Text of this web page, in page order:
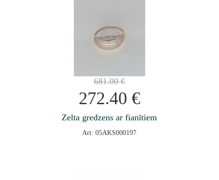
681.00€
272.40 €
Zelta gredzens ar fianītiem
Art: 05AKS000197